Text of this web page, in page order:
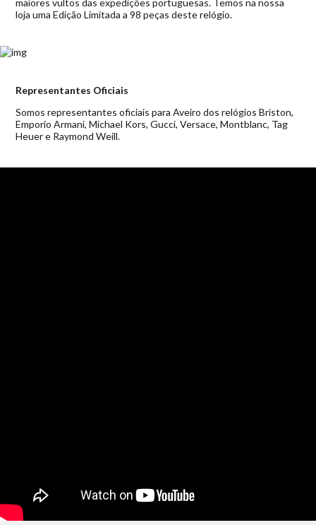
maiores vultos das expedições portuguesas. Temos na nossa
loja uma Edição Limitada a 98 peças deste relógio.
Representantes Oficiais
Somos representantes oficiais para Aveiro dos relógios Briston,
Emporio Armani, Michael Kors, Gucci, Versace, Montblanc, Tag
Heuer e Raymond Weill.